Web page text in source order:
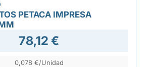
PETACA IMPRESA
78,12 €
0,078 €/Unidad